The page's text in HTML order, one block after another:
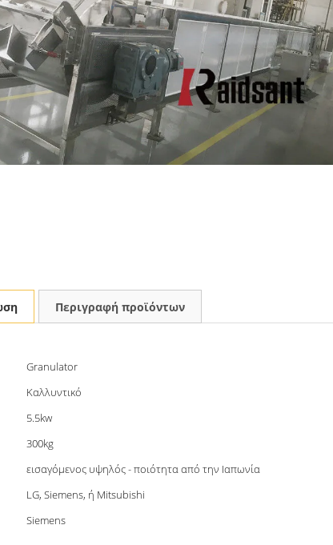
Περιγραφή προϊόντων
Granulator
Καλλυντικό
5.5kw
300kg
εισαγόμενος υψηλός - ποιότητα από την Ιαπωνία
LG, Siemens, ή Mitsubishi
Siemens